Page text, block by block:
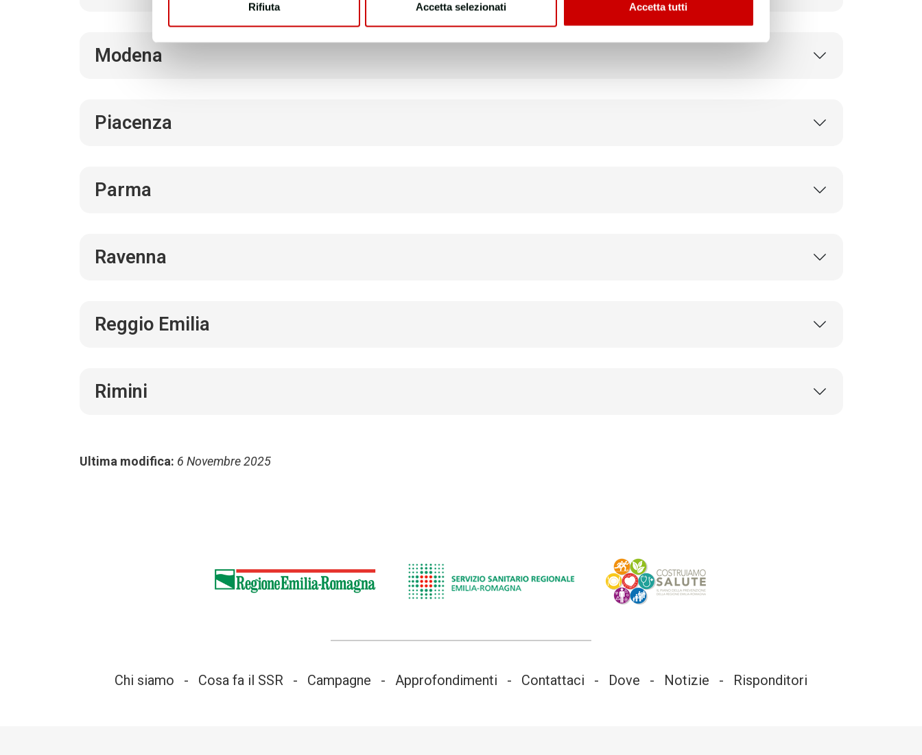
Rifiuta Accetta selezionati Accetta tutti
Modena
Piacenza
Parma
Ravenna
Reggio Emilia
Rimini
Ultima modifica: 6 Novembre 2025
Chi siamo Cosa fa il SSR Campagne Approfondimenti Contattaci Dove Notizie Risponditori